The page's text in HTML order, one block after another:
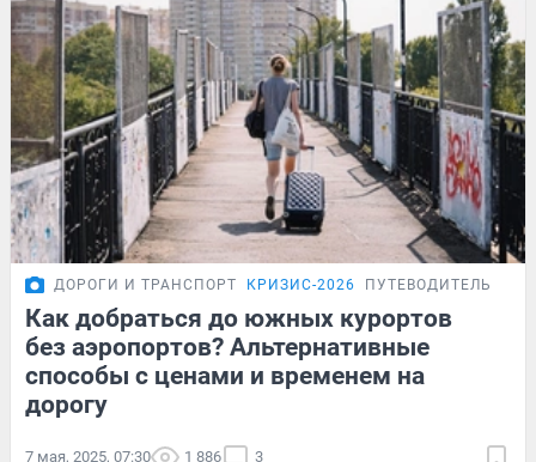
ДОРОГИ И ТРАНСПОРТ КРИЗИС-2026 ПУТЕВОДИТЕЛЬ
Как добраться до южных курортов
без аэропортов? Альтернативные
способы с ценами и временем на
дорогу
7 мая, 2025, 07:30 1 886 3